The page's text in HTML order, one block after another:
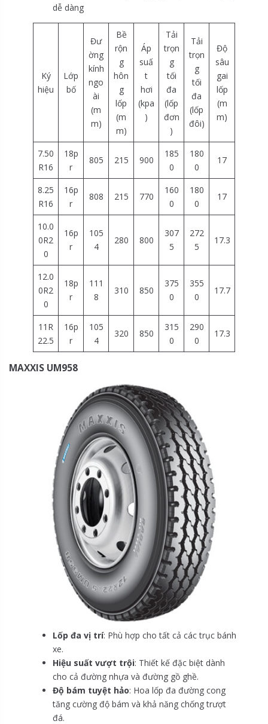
dễ dàng
Ký
hiệu
Lớp
bố
Đư
ờng
kính
ngo
ài
(m
m)
Bề
rộn
g
hôn
g
lốp
(m
m)
Áp
suấ
t
hơi
(kpa
)
Tải
trọn
g
tối
đa
(lốp
đơn
)
Tải
trọn
g
tối
đa
(lốp
đôi)
Độ
sâu
gai
lốp
(m
m)
7.50
R16
18p
r
805 215 900
185
0
180
0
17
8.25
R16
16p
r
808 215 770
160
0
180
0
17
10.0
0R2
0
16p
r
105
4
280 800
307
5
272
5
17.3
12.0
0R2
0
18p
r
111
8
310 850
375
0
355
0
17.7
11R
22.5
16p
r
105
4
320 850
315
0
290
0
17.3
MAXXIS UM958
Lốp đa vị trí: Phù hợp cho tất cả các trục bánh
xe.
Hiệu suất vượt trội: Thiết kế đặc biệt dành
cho cả đường nhựa và đường gồ ghề.
Độ bám tuyệt hảo: Hoa lốp đa đường cong
tăng cường độ bám và khả năng chống trượt
đá.